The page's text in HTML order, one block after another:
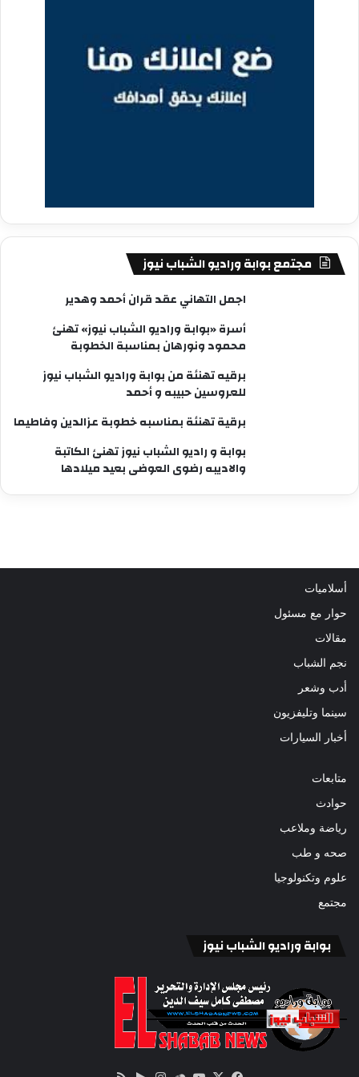
مجتمع بوابة وراديو الشباب نيوز
اجمل التهاني عقد قران أحمد وهدير
أسرة «بوابة وراديو الشباب نيوز» تهنئ
محمود ونورهان بمناسبة الخطوبة
برقيه تهنئة من بوابة وراديو الشباب نيوز
للعروسين حبيبه و أحمد
برقية تهنئة بمناسبه خطوبة عزالدين وفاطيما
بوابة و راديو الشباب نيوز تهنئ الكاتبة
والاديبه رضوى العوضى بعيد ميلادها
أسلاميات
حوار مع مسئول
مقالات
نجم الشباب
أدب وشعر
سينما وتليفزيون
أخبار السيارات
متابعات
حوادث
رياضة وملاعب
صحه و طب
علوم وتكنولوجيا
مجتمع
بوابة وراديو الشباب نيوز